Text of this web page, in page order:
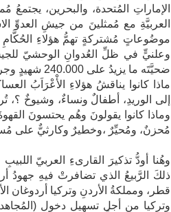
الإماراتِ المُتحدة، والبحرين،
العربيَّةِ مع مُمثلينَ من جيشِ العدوِّ
موضُوعاتٍ مُشتركةٍ تهمُّ هؤلاءِ الحُكَّامِ
وعلنيٍّ في ظلِّ العُدوانِ الوحشيّ
ضحيَّتَه ما
ماذا كانوا يناقشُ هؤلاءِ الأْعْرَاَبُ
إلى الوريدِ، أطفالٌ ونساءٌ، وشيوخٌ ؟،
وماذا كانوا يقولونَ وهُم يحتسونَ
مُحزنٌ، ومُحيِّرٌ ،وخطيرٌ وكارثيٌّ على
​وهُنا أودُّ تذكيرَ القارىءِ العربيّ
ذلكَ الرَّبيعُ الذي تضافرتْ فيهِ جهودُ
قطر، ومملكةُ الأردنِ وتركيا أردوغان
وتركيا من أجل تسهيلِ دخولِ